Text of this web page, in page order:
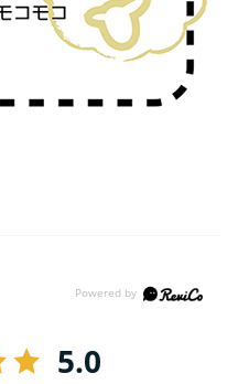
5.0